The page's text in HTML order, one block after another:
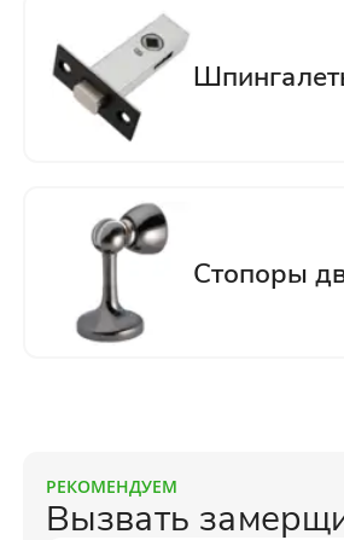
РЕКОМЕНДУЕМ
Вызвать